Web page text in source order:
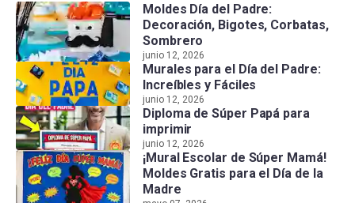
Moldes Día del Padre:
Decoración, Bigotes, Corbatas,
Sombrero
junio 12, 2026
Murales para el Día del Padre:
Increíbles y Fáciles
junio 12, 2026
Diploma de Súper Papá para
imprimir
junio 12, 2026
¡Mural Escolar de Súper Mamá!
Moldes Gratis para el Día de la
Madre